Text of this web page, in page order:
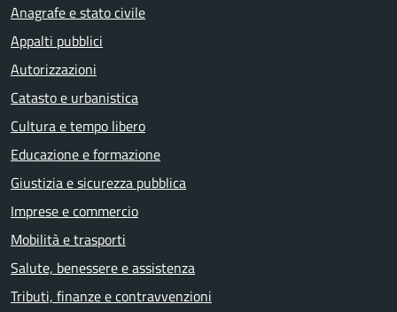
Anagrafe e stato civile
Appalti pubblici
Autorizzazioni
Catasto e urbanistica
Cultura e tempo libero
Educazione e formazione
Giustizia e sicurezza pubblica
Imprese e commercio
Mobilità e trasporti
Salute, benessere e assistenza
Tributi, finanze e contravvenzioni